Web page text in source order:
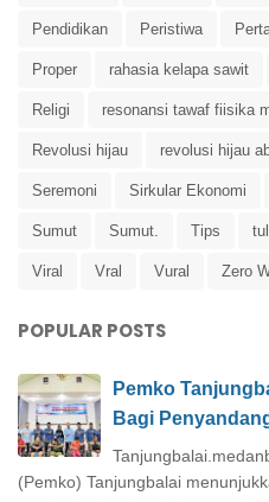
Pendidikan Peristiwa
Proper rahasia kelapa sawit
Religi resonansi tawaf fiisika
Revolusi hijau revolusi hijau
Seremoni Sirkular Ekonomi
Sumut Sumut. Tips
Viral Vral Vural Zero
POPULAR POSTS
Pemko
Bagi
(Pemko) Tanjungbalai